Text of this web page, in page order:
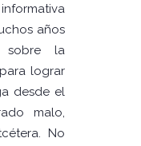
años
sobre la
lograr
desde el
malo,
No